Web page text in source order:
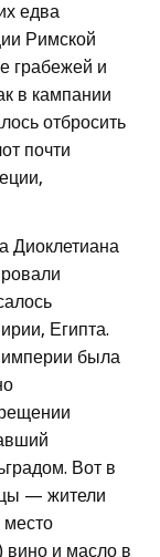
едва
Римской
грабежей и
в кампании
отбросить
почти
Диоклетиана
Египта.
империи была
Вот в
— жители
место
вино и масло в